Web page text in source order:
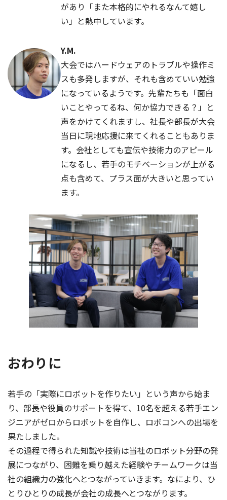
があり「また本格的にやれるなんて嬉し
い」と熱中しています。
Y.M.
大会ではハードウェアのトラブルや操作ミ
スも多発しますが、それも含めていい勉強
になっているようです。先輩たちも「面白
いことやってるね、何か協力できる？」と
声をかけてくれますし、社長や部長が大会
当日に現地応援に来てくれることもありま
す。会社としても宣伝や技術力のアピール
になるし、若手のモチベーションが上がる
点も含めて、プラス面が大きいと思ってい
ます。
おわりに
若手の「実際にロボットを作りたい」という声から始ま
り、部長や役員のサポートを得て、10名を超える若手エン
ジニアがゼロからロボットを自作し、ロボコンへの出場を
果たしました。
その過程で得られた知識や技術は当社のロボット分野の発
展につながり、困難を乗り越えた経験やチームワークは当
社の組織力の強化へとつながっていきます。なにより、ひ
とりひとりの成長が会社の成長へとつながります。